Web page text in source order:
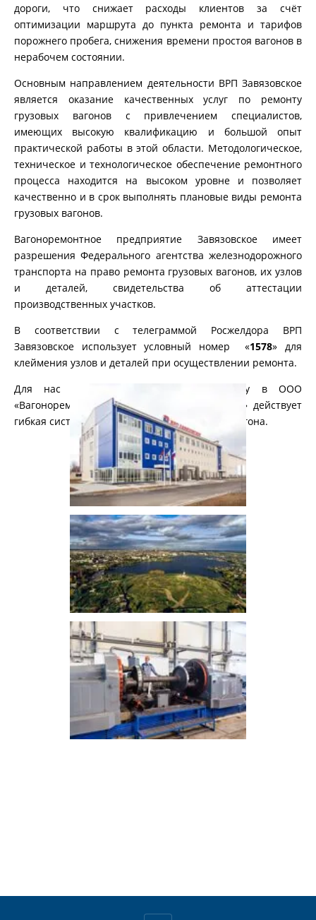
дороги, что снижает расходы клиентов за счёт
оптимизации маршрута до пункта ремонта и тарифов
порожнего пробега, снижения времени простоя вагонов в
нерабочем состоянии.
Основным направлением деятельности ВРП Завязовское
является оказание качественных услуг по ремонту
грузовых вагонов с привлечением специалистов,
имеющих высокую квалификацию и большой опыт
практической работы в этой области. Методологическое,
техническое и технологическое обеспечение ремонтного
процесса находится на высоком уровне и позволяет
качественно и в срок выполнять плановые виды ремонта
грузовых вагонов.
Вагоноремонтное предприятие Завязовское имеет
разрешения Федерального агентства железнодорожного
транспорта на право ремонта грузовых вагонов, их узлов
и деталей, свидетельства об аттестации
производственных участков.
В соответствии с телеграммой Росжелдора ВРП
Завязовское использует условный номер «1578» для
клеймения узлов и деталей при осуществлении ремонта.
Для нас важен каждый клиент, поэтому в ООО
«Вагоноремонтное предприятие Завязовское» действует
гибкая система расчёта стоимости ремонта вагона.